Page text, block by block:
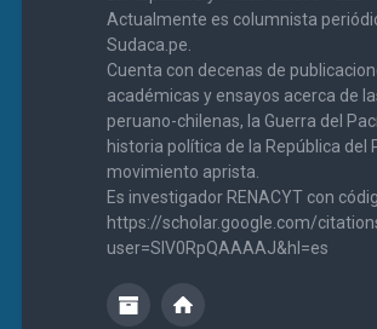
Actualmente es columnista
Sudaca.pe.
Cuenta con decenas de
académicas y ensayos acerca de
peruano-chilenas, la Guerra del
historia política de la República del
movimiento aprista.
Es investigador RENACYT con
https://scholar.google.com/
user=SIV0RpQAAAAJ&hl=es